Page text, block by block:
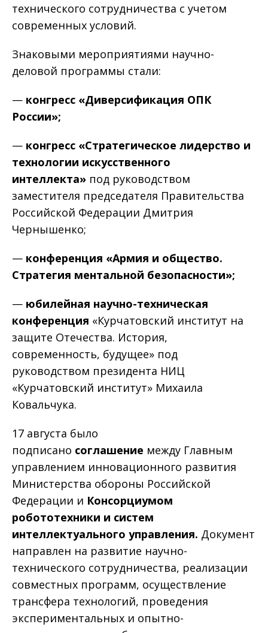
технического сотрудничества с учетом
современных условий.
Знаковыми мероприятиями научно-
деловой программы стали:
— конгресс «Диверсификация ОПК
России»;
— конгресс «Стратегическое лидерство и
технологии искусственного
интеллекта» под руководством
заместителя председателя Правительства
Российской Федерации Дмитрия
Чернышенко;
— конференция «Армия и общество.
Стратегия ментальной безопасности»;
— юбилейная научно-техническая
конференция «Курчатовский институт на
защите Отечества. История,
современность, будущее» под
руководством президента НИЦ
«Курчатовский институт» Михаила
Ковальчука.
17 августа было
подписано соглашение между Главным
управлением инновационного развития
Министерства обороны Российской
Федерации и Консорциумом
робототехники и систем
интеллектуального управления. Документ
направлен на развитие научно-
технического сотрудничества, реализации
совместных программ, осуществление
трансфера технологий, проведения
экспериментальных и опытно-